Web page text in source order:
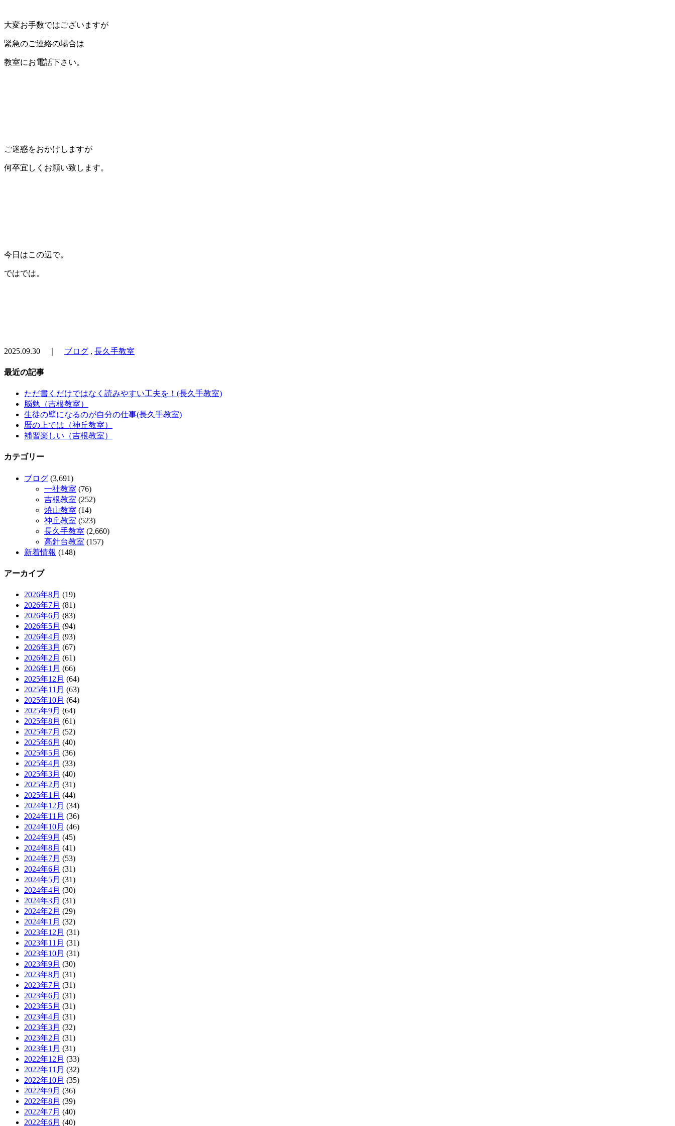
大変お手数ではございますが
緊急のご連絡の場合は
教室にお電話下さい。
ご迷惑をおかけしますが
何卒宜しくお願い致します。
今日はこの辺で。
ではでは。
2025.09.30 ｜ ブログ , 長久手教室
最近の記事
ただ書くだけではなく読みやすい工夫を！(長久手教室)
脳勉（吉根教室）
生徒の壁になるのが自分の仕事(長久手教室)
暦の上では（神丘教室）
補習楽しい（吉根教室）
カテゴリー
ブログ (3,691)
一社教室 (76)
吉根教室 (252)
焼山教室 (14)
神丘教室 (523)
長久手教室 (2,660)
高針台教室 (157)
新着情報 (148)
アーカイブ
2026年8月 (19)
2026年7月 (81)
2026年6月 (83)
2026年5月 (94)
2026年4月 (93)
2026年3月 (67)
2026年2月 (61)
2026年1月 (66)
2025年12月 (64)
2025年11月 (63)
2025年10月 (64)
2025年9月 (64)
2025年8月 (61)
2025年7月 (52)
2025年6月 (40)
2025年5月 (36)
2025年4月 (33)
2025年3月 (40)
2025年2月 (31)
2025年1月 (44)
2024年12月 (34)
2024年11月 (36)
2024年10月 (46)
2024年9月 (45)
2024年8月 (41)
2024年7月 (53)
2024年6月 (31)
2024年5月 (31)
2024年4月 (30)
2024年3月 (31)
2024年2月 (29)
2024年1月 (32)
2023年12月 (31)
2023年11月 (31)
2023年10月 (31)
2023年9月 (30)
2023年8月 (31)
2023年7月 (31)
2023年6月 (31)
2023年5月 (31)
2023年4月 (31)
2023年3月 (32)
2023年2月 (31)
2023年1月 (31)
2022年12月 (33)
2022年11月 (32)
2022年10月 (35)
2022年9月 (36)
2022年8月 (39)
2022年7月 (40)
2022年6月 (40)